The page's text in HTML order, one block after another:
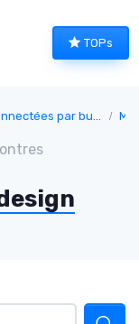
TOPs
par budget